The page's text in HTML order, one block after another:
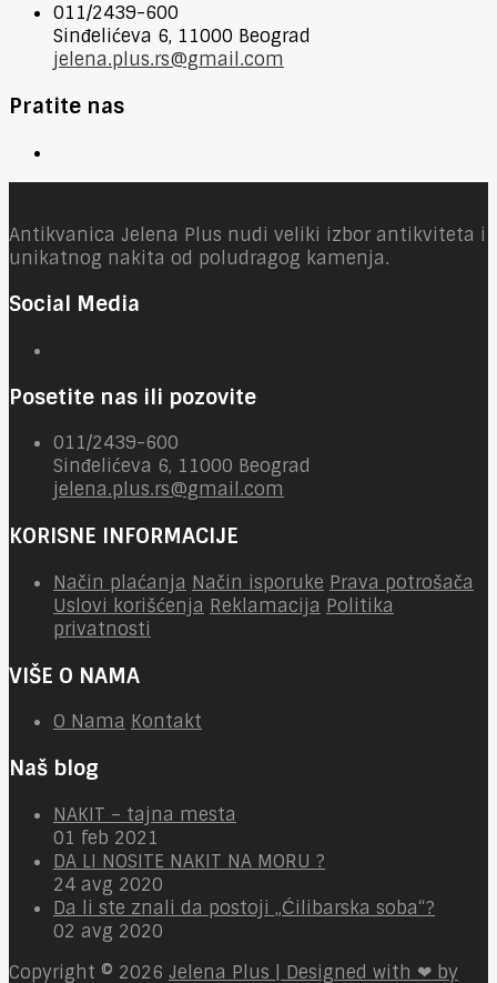
011/2439-600
Sinđelićeva 6, 11000 Beograd
jelena.plus.rs@gmail.com
Pratite nas
Antikvanica Jelena Plus nudi veliki izbor antikviteta i
unikatnog nakita od poludragog kamenja.
Social Media
Posetite nas ili pozovite
011/2439-600
Sinđelićeva 6, 11000 Beograd
jelena.plus.rs@gmail.com
KORISNE INFORMACIJE
Način plaćanja Način isporuke Prava potrošača
Uslovi korišćenja Reklamacija Politika
privatnosti
VIŠE O NAMA
O Nama Kontakt
Naš blog
NAKIT – tajna mesta
01 feb 2021
DA LI NOSITE NAKIT NA MORU ?
24 avg 2020
Da li ste znali da postoji „Ćilibarska soba“?
02 avg 2020
Copyright © 2026 Jelena Plus | Designed with ❤ by